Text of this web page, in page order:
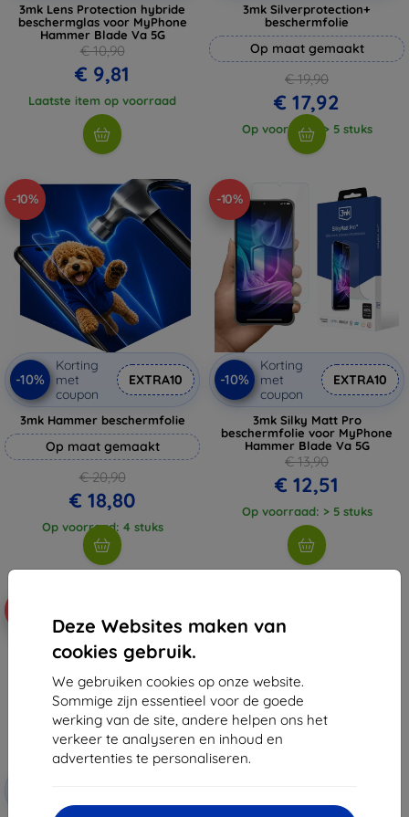
Deze Websites maken van
cookies gebruik.
We gebruiken cookies op onze website.
Sommige zijn essentieel voor de goede
werking van de site, andere helpen ons het
verkeer te analyseren en inhoud en
advertenties te personaliseren.
3mk Lens Protection hybride
beschermglas voor MyPhone
Hammer Blade Va 5G
€ 10,90
€ 9,81
Laatste item op voorraad
3mk Silverprotection+
beschermfolie
Op maat gemaakt
€ 19,90
€ 17,92
Op voorraad: > 5 stuks
-10%
-10%
Korting
met
coupon
EXTRA10
3mk Hammer beschermfolie
Op maat gemaakt
€ 20,90
€ 18,80
Op voorraad: 4 stuks
-10%
-10%
Korting
met
coupon
EXTRA10
3mk Silky Matt Pro
beschermfolie voor MyPhone
Hammer Blade Va 5G
€ 13,90
€ 12,51
Op voorraad: > 5 stuks
coupon